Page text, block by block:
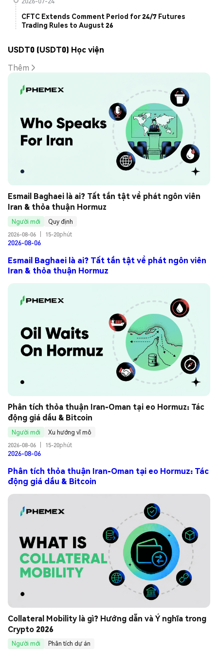
CFTC Extends Comment Period for 24/7 Futures
Trading Rules to August 26
USDT0 (USDT0) Học viện
Thêm
Esmail Baghaei là ai? Tất tần tật về phát ngôn viên
Iran & thỏa thuận Hormuz
Người mới
Quy định
2026-08-06
15-20phút
2026-08-06
Esmail Baghaei là ai? Tất tần tật về phát ngôn viên
Iran & thỏa thuận Hormuz
Phân tích thỏa thuận Iran-Oman tại eo Hormuz: Tác
động giá dầu & Bitcoin
Người mới
Xu hướng vĩ mô
2026-08-06
15-20phút
2026-08-06
Phân tích thỏa thuận Iran-Oman tại eo Hormuz: Tác
động giá dầu & Bitcoin
Collateral Mobility là gì? Hướng dẫn và Ý nghĩa trong
Crypto 2026
Người mới
Phân tích dự án